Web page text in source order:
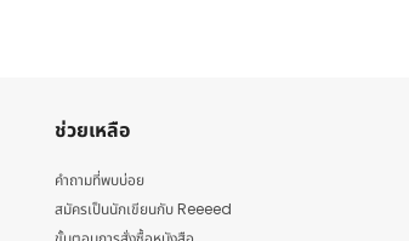
ช่วยเหลือ
คำถามที่พบบ่อย
สมัครเป็นนักเขียนกับ Reeeed